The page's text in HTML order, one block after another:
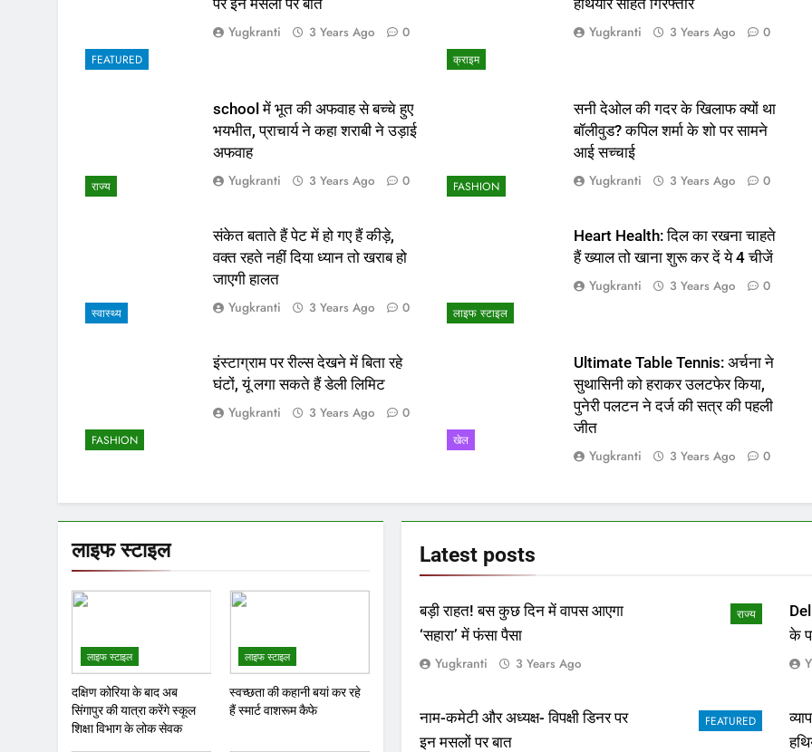
FEATURED
पर इन मसलों पर बात
Yugkranti 3 Years Ago 0
क्राइम
हथियार सहित गिरफ्तार
Yugkranti 3 Years Ago 0
राज्य
school में भूत की अफवाह से बच्चे हुए
भयभीत, प्राचार्य ने कहा शराबी ने उड़ाई
अफवाह
Yugkranti 3 Years Ago 0 FASHION
सनी देओल की गदर के खिलाफ क्यों था
बॉलीवुड? कपिल शर्मा के शो पर सामने
आई सच्चाई
Yugkranti 3 Years Ago 0
स्वास्थ्य
संकेत बताते हैं पेट में हो गए हैं कीड़े,
वक्त रहते नहीं दिया ध्यान तो खराब हो
जाएगी हालत
Yugkranti 3 Years Ago 0 लाइफ स्टाइल
Heart Health: दिल का रखना चाहते
हैं ख्याल तो खाना शुरू कर दें ये 4 चीजें
Yugkranti 3 Years Ago 0
FASHION
इंस्टाग्राम पर रील्स देखने में बिता रहे
घंटों, यूं लगा सकते हैं डेली लिमिट
Yugkranti 3 Years Ago 0
खेल
Ultimate Table Tennis: अर्चना ने
सुथासिनी को हराकर उलटफेर किया,
पुनेरी पलटन ने दर्ज की सत्र की पहली
जीत
Yugkranti 3 Years Ago 0
लाइफ स्टाइल
लाइफ स्टाइल
दक्षिण कोरिया के बाद अब
सिंगापुर की यात्रा करेंगे स्कूल
शिक्षा विभाग के लोक सेवक
लाइफ स्टाइल
स्वच्छता की कहानी बयां कर रहे
हैं स्मार्ट वाशरूम कैफे
Latest posts
राज्य
बड़ी राहत! बस कुछ दिन में वापस आएगा
‘सहारा’ में फंसा पैसा
Yugkranti 3 Years Ago
के
FEATURED
नाम-कमेटी और अध्यक्ष- विपक्षी डिनर पर
इन मसलों पर बात